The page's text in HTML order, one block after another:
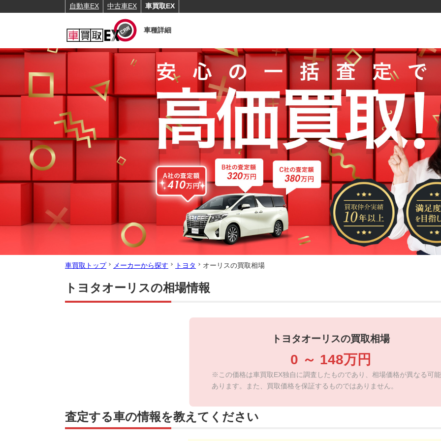
自動車EX 中古車EX 車買取EX
車種詳細
車買取トップ メーカーから探す トヨタ オーリスの買取相場
トヨタオーリスの相場情報
トヨタオーリスの買取相場
0 ～ 148万円
※この価格は車買取EX独自に調査したものであり、相場価格が異なる可
あります。また、買取価格を保証するものではありません。
査定する車の情報を教えてください